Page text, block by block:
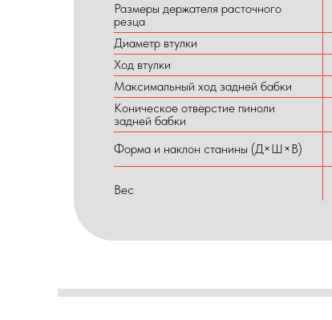
Размеры держателя расточного
резца
Диаметр втулки
Ход втулки
Максимальный ход задней бабки
Коническое отверстие пиноли
задней бабки
Форма и наклон станины (Д×Ш×В)
Вес